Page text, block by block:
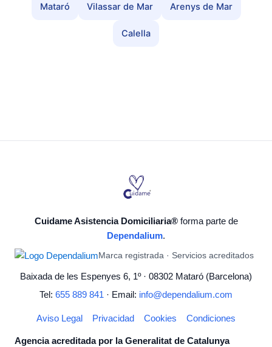
Mataró Vilassar de Mar Arenys de Mar
Calella
Cuidame Asistencia Domiciliaria®forma parte de
Dependalium.
Marca registrada · Servicios acreditados
Baixada de les Espenyes 6, 1º · 08302 Mataró (Barcelona)
Tel: 655 889 841 · Email: info@dependalium.com
Aviso Legal Privacidad Cookies Condiciones
Agencia acreditada por la Generalitat de Catalunya